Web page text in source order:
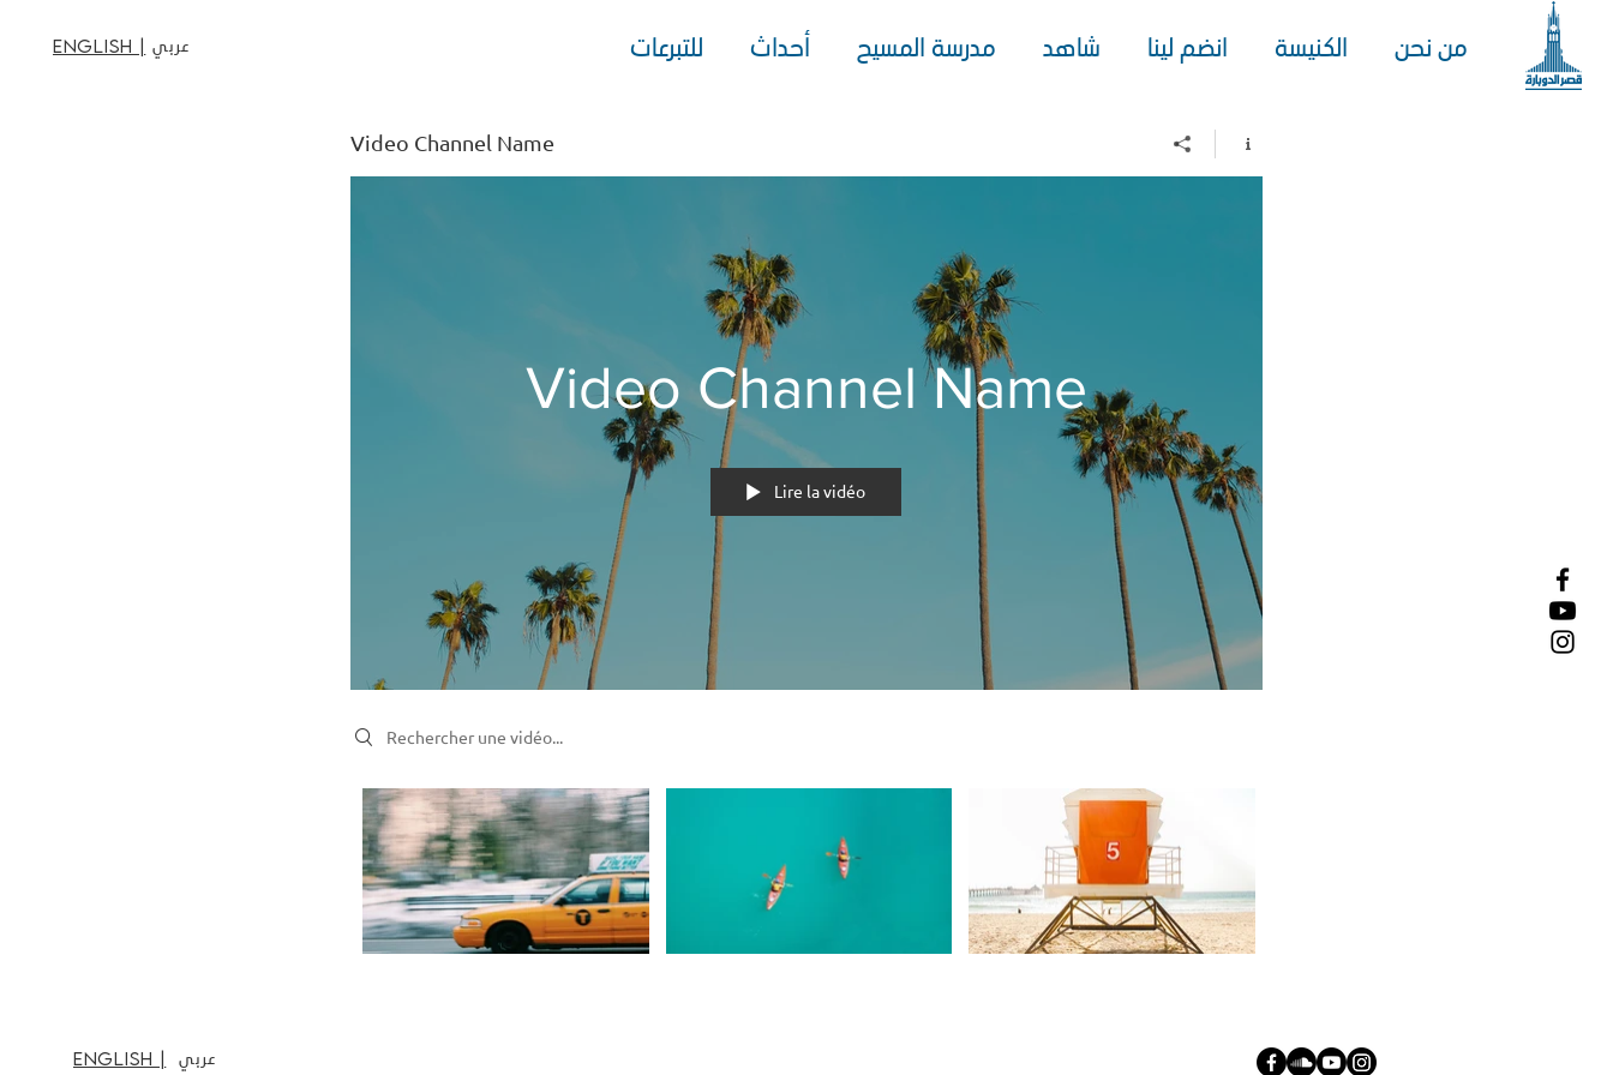
English | عربي من نحن الكنيسة انضم لينا شاهد مدرسة المسيح أحداث للتبرعات
Video Channel Name
Video Channel Name
Lire la vidéo
Search videos
English | عربي